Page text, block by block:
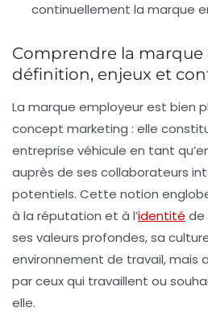
continuellement la marque
Comprendre la marque
définition, enjeux et
La marque employeurest bien
concept marketing : elle
entreprise véhicule en tant
auprès de ses collaborateurs
potentiels. Cette notion
à la réputation et à l’identité de
ses valeurs profondes, sa
environnement de travail, mais
par ceux qui travaillent ou
elle.